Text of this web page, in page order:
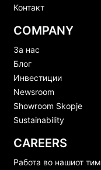
Контакт
COMPANY
За нас
Блог
Инвестиции
Newsroom
Showroom Skopje
Sustainability
CAREERS
Работа во нашиот тим